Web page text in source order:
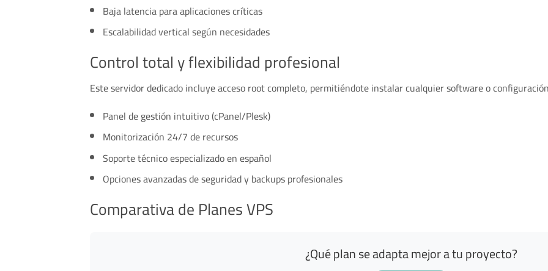
Baja latencia para aplicaciones críticas
Escalabilidad vertical según necesidades
Control total y flexibilidad profesional
Este servidor dedicado incluye acceso root completo, permitiéndote instalar cualquier software o
Panel de gestión intuitivo (cPanel/Plesk)
Monitorización 24/7 de recursos
Soporte técnico especializado en español
Opciones avanzadas de seguridad y backups profesionales
Comparativa de Planes VPS
¿Qué plan se adapta mejor a tu proyecto?